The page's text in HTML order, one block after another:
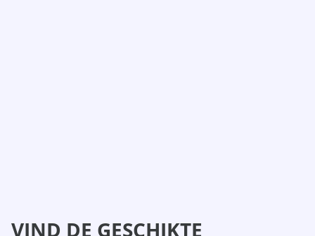
VIND DE GESCHIKTE